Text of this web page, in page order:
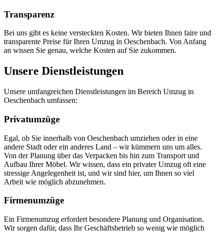
Transparenz
Bei uns gibt es keine versteckten Kosten. Wir bieten Ihnen faire und
transparente Preise für Ihren Umzug in Oeschenbach. Von Anfang
an wissen Sie genau, welche Kosten auf Sie zukommen.
Unsere Dienstleistungen
Unsere umfangreichen Dienstleistungen im Bereich Umzug in
Oeschenbach umfassen:
Privatumzüge
Egal, ob Sie innerhalb von Oeschenbach umziehen oder in eine
andere Stadt oder ein anderes Land – wir kümmern uns um alles.
Von der Planung über das Verpacken bis hin zum Transport und
Aufbau Ihrer Möbel. Wir wissen, dass ein privater Umzug oft eine
stressige Angelegenheit ist, und wir sind hier, um Ihnen so viel
Arbeit wie möglich abzunehmen.
Firmenumzüge
Ein Firmenumzug erfordert besondere Planung und Organisation.
Wir sorgen dafür, dass Ihr Geschäftsbetrieb so wenig wie möglich